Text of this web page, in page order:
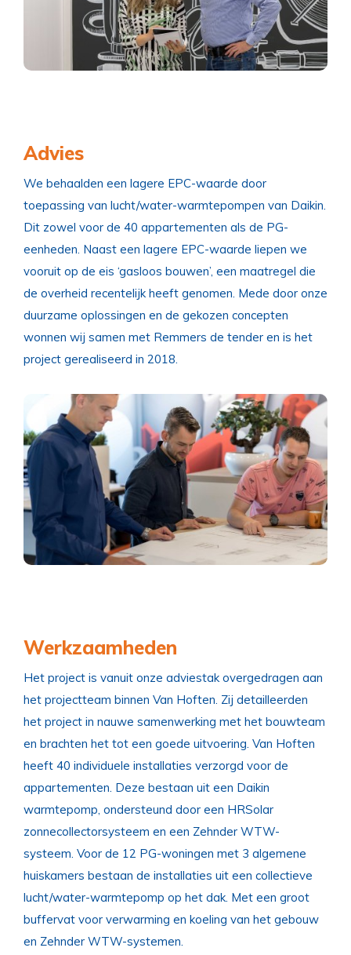
Advies
We behaalden een lagere EPC-waarde door
toepassing van lucht/water-warmtepompen van Daikin.
Dit zowel voor de 40 appartementen als de PG-
eenheden. Naast een lagere EPC-waarde liepen we
vooruit op de eis ‘gasloos bouwen’, een maatregel die
de overheid recentelijk heeft genomen. Mede door onze
duurzame oplossingen en de gekozen concepten
wonnen wij samen met Remmers de tender en is het
project gerealiseerd in 2018.
Werkzaamheden
Het project is vanuit onze adviestak overgedragen aan
het projectteam binnen Van Hoften. Zij detailleerden
het project in nauwe samenwerking met het bouwteam
en brachten het tot een goede uitvoering. Van Hoften
heeft 40 individuele installaties verzorgd voor de
appartementen. Deze bestaan uit een Daikin
warmtepomp, ondersteund door een HRSolar
zonnecollectorsysteem en een Zehnder WTW-
systeem. Voor de 12 PG-woningen met 3 algemene
huiskamers bestaan de installaties uit een collectieve
lucht/water-warmtepomp op het dak. Met een groot
buffervat voor verwarming en koeling van het gebouw
en Zehnder WTW-systemen.